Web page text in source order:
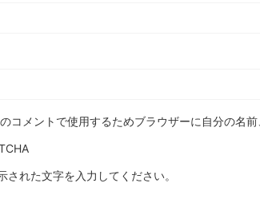
コメントで使用するためブラウザーに自分の名
された文字を入力してください。